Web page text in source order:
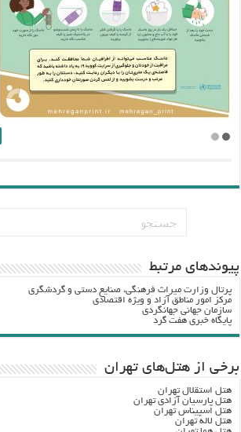
پيوندهاي مرتبط
پرتال وزارت ميراث فرهنگي، صنایع دستی و گردشگري
مرکز امور مناطق آزاد و ویژه اقتصادی
سازمان جهانی جهانگردی
پایگاه خبری هفت گرد
برخی از هتل‌های تهران
هتل استقلال تهران
هتل پارسیان آزادی تهران
هتل اسپیناس تهران
هتل لاله تهران